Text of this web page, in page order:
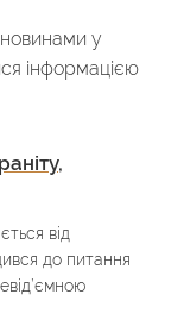
у
інформацією
від
до питання